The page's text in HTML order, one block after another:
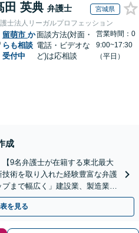
田 英典 弁護士 宮城県
士法人リーガルプロフェッション
留萌市 か
らも相談
受付中
面談方法(対面・
電話・ビデオな
ど)は応相談
営業時間：0
9:00~17:30
（平日）
成
【9名弁護士が在籍する東北最大
術を取り入れた経験豊富な弁護
まで幅広く」建設業、製造業、
など
を見る